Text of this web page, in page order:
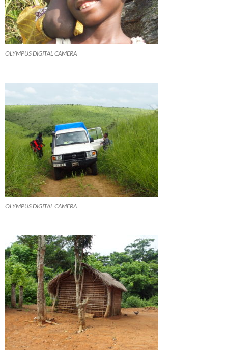
OLYMPUS DIGITAL CAMERA
OLYMPUS DIGITAL CAMERA